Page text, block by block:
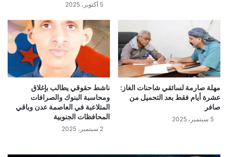
5 أكتوبر، 2025
مهلة صارمة لسائقي شاحنات الغاز:
عشرة أيام فقط بعد التحميل من
صافر
5 سبتمبر، 2025
ناشط حقوقي يطالب بإغلاق
ومحاسبة البنوك والصرافات
المتلاعبة في العاصمة عدن وباقي
المحافظات الجنوبية
2 سبتمبر، 2025